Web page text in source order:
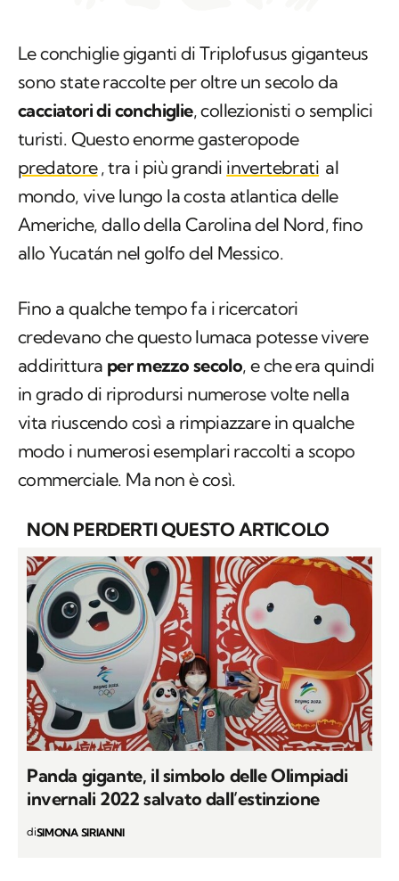
Le conchiglie giganti di Triplofusus giganteus
sono state raccolte per oltre un secolo da
cacciatori di conchiglie, collezionisti o semplici
turisti. Questo enorme gasteropode
predatore, tra i più grandi invertebrati al
mondo, vive lungo la costa atlantica delle
Americhe, dallo della Carolina del Nord, fino
allo Yucatán nel golfo del Messico.
Fino a qualche tempo fa i ricercatori
credevano che questo lumaca potesse vivere
addirittura per mezzo secolo, e che era quindi
in grado di riprodursi numerose volte nella
vita riuscendo così a rimpiazzare in qualche
modo i numerosi esemplari raccolti a scopo
NON PERDERTI QUESTO ARTICOLO
Panda gigante, il simbolo delle Olimpiadi
invernali 2022 salvato dall’estinzione